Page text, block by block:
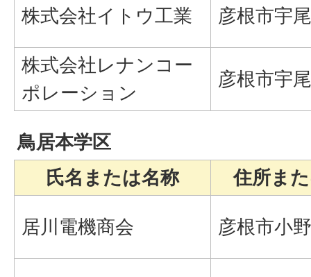
株式会社イトウ工業 彦根市宇
株式会社レナンコー
ポレーション
彦根市宇
鳥居本学区
氏名または名称
住所ま
居川電機商会 彦根市小